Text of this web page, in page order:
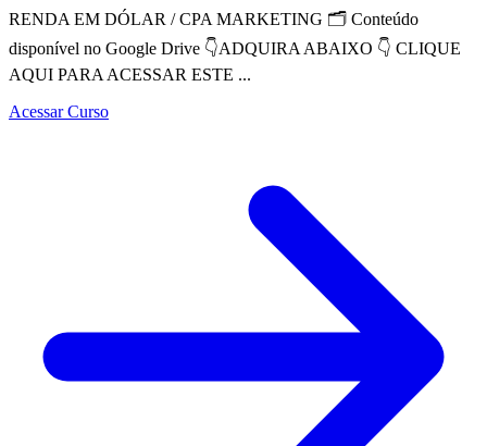
RENDA EM DÓLAR / CPA MARKETING 🗂 Conteúdo
disponível no Google Drive 👇ADQUIRA ABAIXO 👇 CLIQUE
AQUI PARA ACESSAR ESTE ...
Acessar Curso